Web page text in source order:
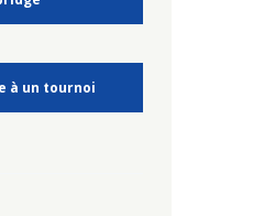
à un tournoi